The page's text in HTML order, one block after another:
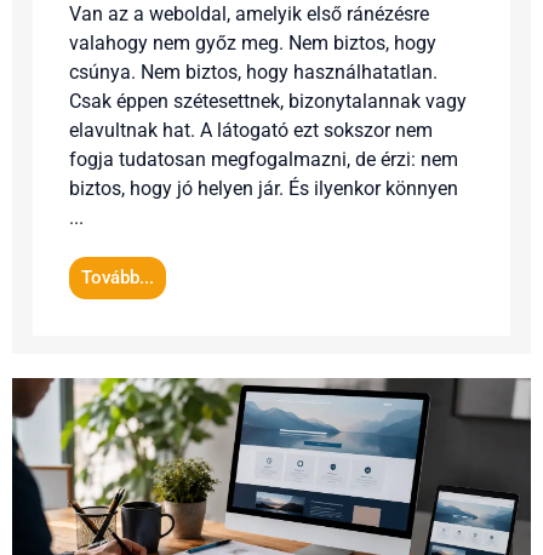
Van az a weboldal, amelyik első ránézésre
valahogy nem győz meg. Nem biztos, hogy
csúnya. Nem biztos, hogy használhatatlan.
Csak éppen szétesettnek, bizonytalannak vagy
elavultnak hat. A látogató ezt sokszor nem
fogja tudatosan megfogalmazni, de érzi: nem
biztos, hogy jó helyen jár. És ilyenkor könnyen
...
Tovább...